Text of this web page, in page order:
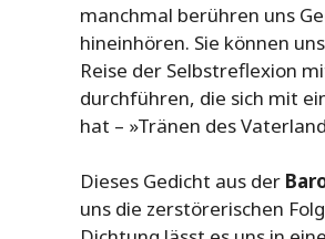
manchmal berühren uns
hineinhören. Sie können
Reise der Selbstreflexion
durchführen, die sich mit
hat – »Tränen des
Dieses Gedicht aus der
uns die zerstörerischen